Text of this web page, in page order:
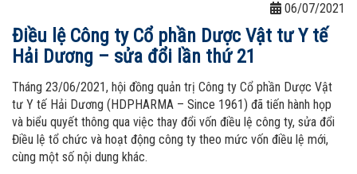
06/07/2021
Điều lệ Công ty Cổ phần Dược Vật tư Y tế
Hải Dương – sửa đổi lần thứ 21
Tháng 23/06/2021, hội đồng quản trị Công ty Cổ phần Dược Vật
tư Y tế Hải Dương (HDPHARMA – Since 1961) đã tiến hành họp
và biểu quyết thông qua việc thay đổi vốn điều lệ công ty, sửa đổi
Điều lệ tổ chức và hoạt động công ty theo mức vốn điều lệ mới,
cùng một số nội dung khác.